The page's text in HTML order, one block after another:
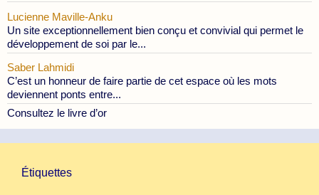
Lucienne Maville-Anku
Un site exceptionnellement bien conçu et convivial qui permet le
développement de soi par le...
Saber Lahmidi
C’est un honneur de faire partie de cet espace où les mots
deviennent ponts entre...
Consultez le livre d’or
Étiquettes